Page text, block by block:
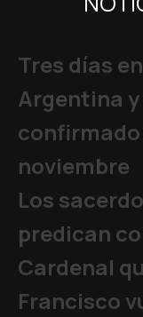
Tres días
Argentina
confirmado
noviembre
Los
predican
Cardenal
Francisco